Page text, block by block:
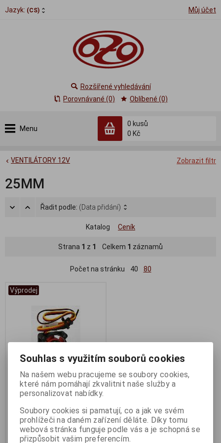
Jazyk: (CS) Můj účet
Menu
0 kusů
0 Kč
Rozšířené vyhledávání
Porovnávané (0)
Oblíbené (0)
Zobrazit filtr
VENTILÁTORY 12V
25MM
Řadit podle: (Data přidání)
Katalog Ceník
Strana 1 z 1 Celkem 1 záznamů
Počet na stránku 40 80
Výprodej
AIREN FAN RedWings25
VÝPRODEJ
Termín dodání (dny): 1
Souhlas s využitím souborů cookies
Na našem webu pracujeme se soubory cookies,
které nám pomáhají zkvalitnit naše služby a
personalizovat nabídky.
Soubory cookies si pamatují, co a jak ve svém
prohlížeči na daném zařízení děláte. Díky tomu
webová stránka funguje podle vás a je schopná se
přizpůsobit vašim preferencím.